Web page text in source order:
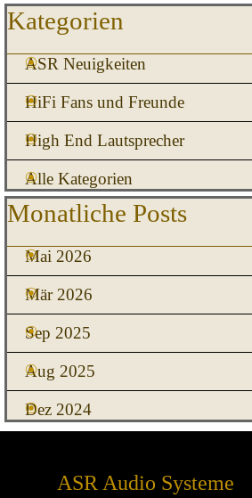
Block überspringen Kategorien
Kategorien
ASR Neuigkeiten
HiFi Fans und Freunde
High End Lautsprecher
Alle Kategorien
Block überspringen Monatliche Posts
Monatliche Posts
Mai 2026
Mär 2026
Sep 2025
Aug 2025
Dez 2024
ASR Audio Systeme